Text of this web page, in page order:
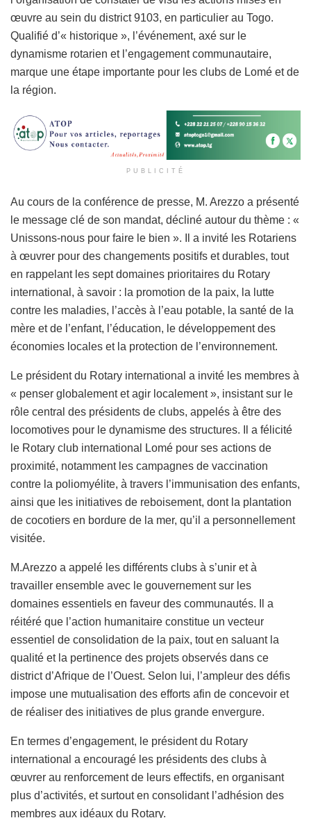
œuvre au sein du district 9103, en particulier au Togo.
Qualifié d’« historique », l’événement, axé sur le
dynamisme rotarien et l’engagement communautaire,
marque une étape importante pour les clubs de Lomé et de
la région.
PUBLICITÉ
Au cours de la conférence de presse, M. Arezzo a présenté
le message clé de son mandat, décliné autour du thème : «
Unissons-nous pour faire le bien ». Il a invité les Rotariens
à œuvrer pour des changements positifs et durables, tout
en rappelant les sept domaines prioritaires du Rotary
international, à savoir : la promotion de la paix, la lutte
contre les maladies, l’accès à l’eau potable, la santé de la
mère et de l’enfant, l’éducation, le développement des
économies locales et la protection de l’environnement.
Le président du Rotary international a invité les membres à
« penser globalement et agir localement », insistant sur le
rôle central des présidents de clubs, appelés à être des
locomotives pour le dynamisme des structures. Il a félicité
le Rotary club international Lomé pour ses actions de
proximité, notamment les campagnes de vaccination
contre la poliomyélite, à travers l’immunisation des enfants,
ainsi que les initiatives de reboisement, dont la plantation
de cocotiers en bordure de la mer, qu’il a personnellement
visitée.
M.Arezzo a appelé les différents clubs à s’unir et à
travailler ensemble avec le gouvernement sur les
domaines essentiels en faveur des communautés. Il a
réitéré que l’action humanitaire constitue un vecteur
essentiel de consolidation de la paix, tout en saluant la
qualité et la pertinence des projets observés dans ce
district d’Afrique de l’Ouest. Selon lui, l’ampleur des défis
impose une mutualisation des efforts afin de concevoir et
de réaliser des initiatives de plus grande envergure.
En termes d’engagement, le président du Rotary
international a encouragé les présidents des clubs à
œuvrer au renforcement de leurs effectifs, en organisant
plus d’activités, et surtout en consolidant l’adhésion des
membres aux idéaux du Rotary.